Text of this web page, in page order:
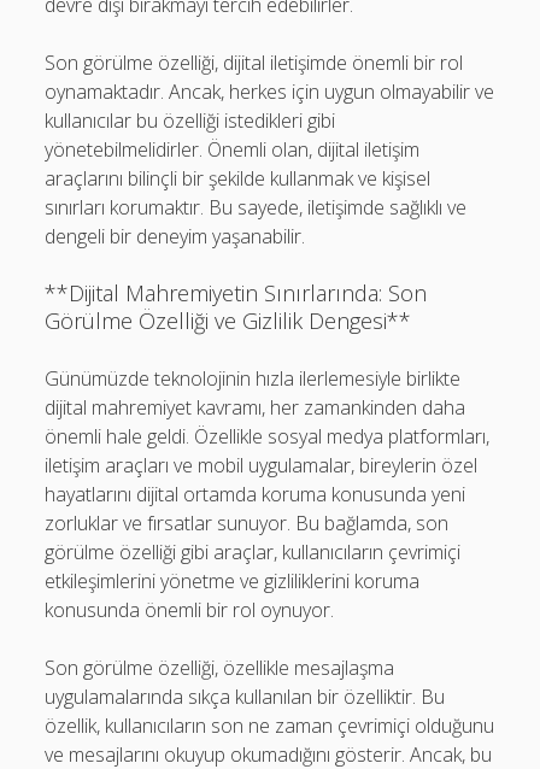
Son görülme özelliği, dijital iletişimde önemli bir rol
oynamaktadır. Ancak, herkes için uygun olmayabilir ve
kullanıcılar bu özelliği istedikleri gibi
yönetebilmelidirler. Önemli olan, dijital iletişim
araçlarını bilinçli bir şekilde kullanmak ve kişisel
sınırları korumaktır. Bu sayede, iletişimde sağlıklı ve
dengeli bir deneyim yaşanabilir.
**Dijital Mahremiyetin Sınırlarında: Son
Görülme Özelliği ve Gizlilik Dengesi**
Günümüzde teknolojinin hızla ilerlemesiyle birlikte
dijital mahremiyet kavramı, her zamankinden daha
önemli hale geldi. Özellikle sosyal medya platformları,
iletişim araçları ve mobil uygulamalar, bireylerin özel
hayatlarını dijital ortamda koruma konusunda yeni
zorluklar ve fırsatlar sunuyor. Bu bağlamda, son
görülme özelliği gibi araçlar, kullanıcıların çevrimiçi
etkileşimlerini yönetme ve gizliliklerini koruma
konusunda önemli bir rol oynuyor.
Son görülme özelliği, özellikle mesajlaşma
uygulamalarında sıkça kullanılan bir özelliktir. Bu
özellik, kullanıcıların son ne zaman çevrimiçi olduğunu
ve mesajlarını okuyup okumadığını gösterir. Ancak, bu